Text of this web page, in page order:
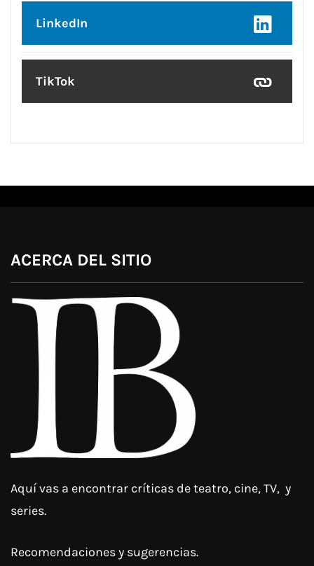
LinkedIn
TikTok
ACERCA DEL SITIO
Aquí vas a encontrar críticas de teatro, cine, TV, y
series.
Recomendaciones y sugerencias.